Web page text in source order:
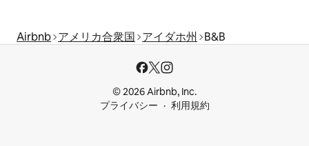
Airbnb アメリカ合衆国 アイダホ州 B&B
© 2026 Airbnb, Inc.
プライバシー
利用規約